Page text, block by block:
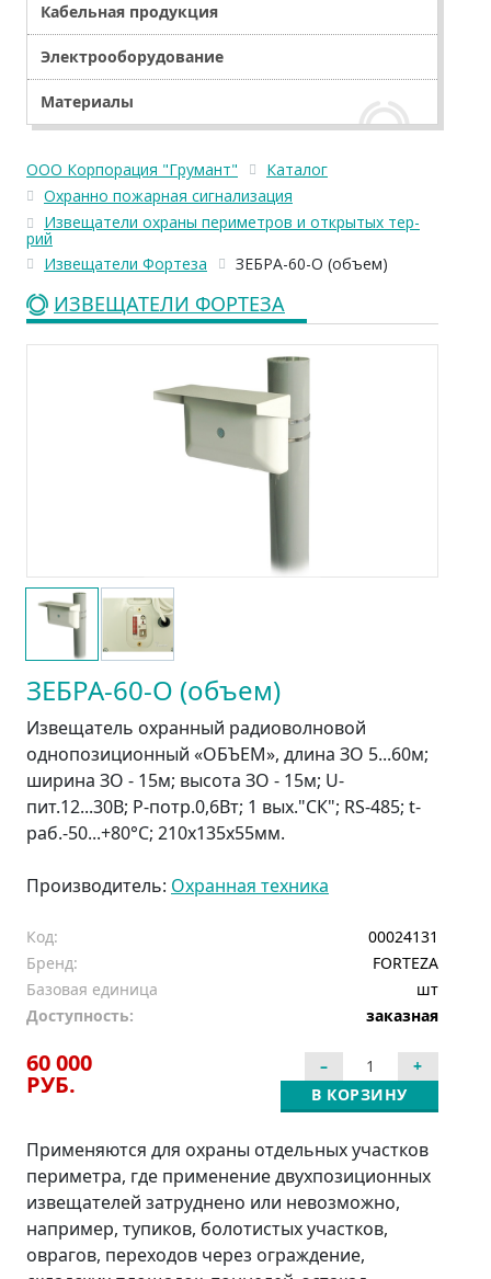
Кабельная продукция
Электрооборудование
Материалы
ООО Корпорация "Грумант"
Каталог
Охранно пожарная сигнализация
Извещатели охраны периметров и открытых тер-
рий
Извещатели Фортеза
ЗЕБРА-60-О (объем)
ИЗВЕЩАТЕЛИ ФОРТЕЗА
ЗЕБРА-60-О (объем)
Извещатель охранный радиоволновой
однопозиционный «ОБЪЕМ», длина ЗО 5...60м;
ширина ЗО - 15м; высота ЗО - 15м; U-
пит.12...30В; P-потр.0,6Вт; 1 вых."СК"; RS-485; t-
раб.-50...+80°C; 210х135х55мм.
Производитель: Охранная техника
Код:
00024131
Бренд:
FORTEZA
Базовая единица
шт
Доступность:
заказная
60 000
РУБ. В КОРЗИНУ
Применяются для охраны отдельных участков
периметра, где применение двухпозиционных
извещателей затруднено или невозможно,
например, тупиков, болотистых участков,
оврагов, переходов через ограждение,